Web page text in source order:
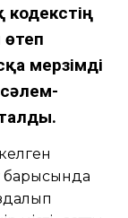
өтеп
мерзімді
барысында